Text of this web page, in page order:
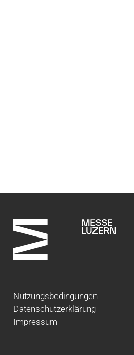
Nutzungsbedingungen
Datenschutzerklärung
Impressum